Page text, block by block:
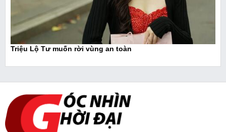
Triệu Lộ Tư muốn rời vùng an toàn